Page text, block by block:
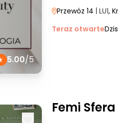
5.00/5
Przewóz 14 | LU1,
Teraz otwarte
Femi Sfera